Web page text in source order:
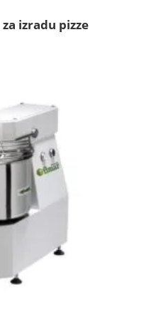
izradu pizze